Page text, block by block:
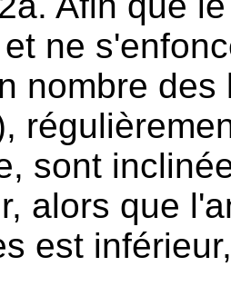
ne
nombre
sont
alors que
est